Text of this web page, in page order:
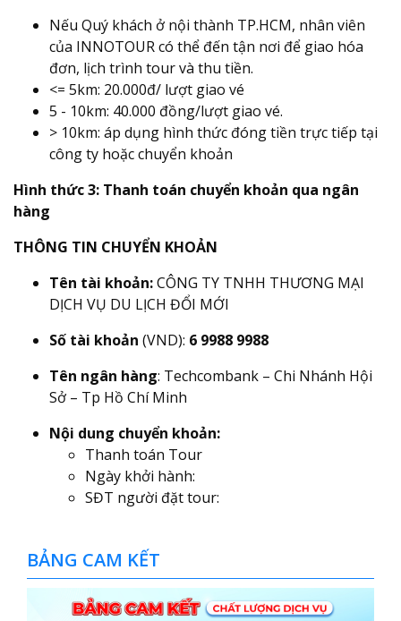
Nếu Quý khách ở nội thành TP.HCM, nhân viên
của INNOTOUR có thể đến tận nơi để giao hóa
đơn, lịch trình tour và thu tiền.
<= 5km: 20.000đ/ lượt giao vé
5 - 10km: 40.000 đồng/lượt giao vé.
> 10km: áp dụng hình thức đóng tiền trực tiếp tại
công ty hoặc chuyển khoản
Hình thức 3: Thanh toán chuyển khoản qua ngân
hàng
THÔNG TIN CHUYỂN KHOẢN
Tên tài khoản:CÔNG TY TNHH THƯƠNG MẠI
DỊCH VỤ DU LỊCH ĐỔI MỚI
Số tài khoản (VND): 6 9988 9988
Tên ngân hàng: Techcombank – Chi Nhánh Hội
Sở – Tp Hồ Chí Minh
Nội dung chuyển khoản:
Thanh toán Tour
Ngày khởi hành:
SĐT người đặt tour:
BẢNG CAM KẾT